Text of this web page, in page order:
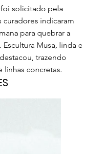
solicitado pela
curadores indicaram
para quebrar a
Musa, linda e
trazendo
linhas concretas.